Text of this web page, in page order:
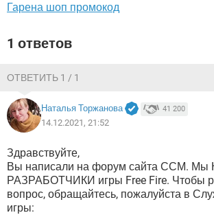
Гарена шоп промокод
1 ответов
ОТВЕТИТЬ 1 / 1
Наталья Торжанова 41 200
14.12.2021, 21:52
Здравствуйте,
Вы написали на форум сайта ССМ. Мы
РАЗРАБОТЧИКИ игры Free Fire. Чтобы
вопрос, обращайтесь, пожалуйста в
игры: